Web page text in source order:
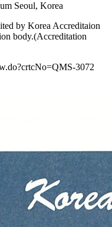
Seoul, Korea
by Korea Accreditaion
body.(Accreditation
3072